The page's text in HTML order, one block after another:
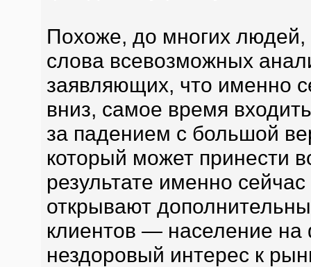
Похоже, до многих
слова всевозможных
заявляющих, что именно
вниз, самое время
за падением с большой
который может принести
результате именно
открывают
клиентов — население на
нездоровый интерес к